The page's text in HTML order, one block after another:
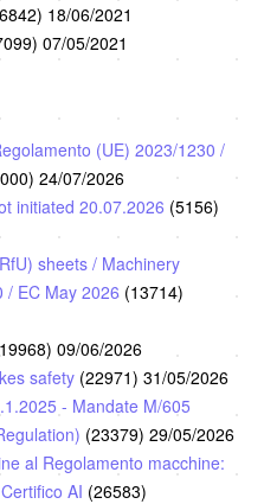
18/06/2021
07/05/2021
(UE) 2023/1230 /
24/07/2026
initiated 20.07.2026 (5156)
sheets / Machinery
/ EC May 2026 (13714)
09/06/2026
safety (22971) 31/05/2026
- Mandate M/605
(23379) 29/05/2026
al Regolamento macchine:
AI (26583)